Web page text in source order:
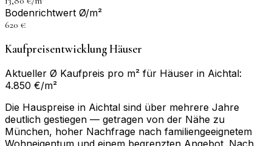
Bodenrichtwert Ø/m²
620 €
Kaufpreisentwicklung Häuser
Aktueller Ø Kaufpreis pro m² für Häuser in Aichtal:
4.850 €/m²
Die Hauspreise in Aichtal sind über mehrere Jahre
deutlich gestiegen — getragen von der Nähe zu
München, hoher Nachfrage nach familiengeeignetem
Wohneigentum und einem begrenzten Angebot. Nach